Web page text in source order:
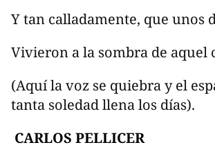
Y tan calladamente, que unos
Vivieron a la sombra de aquel
(Aquí la voz se quiebra y el
tanta soledad llena los días).
CARLOS PELLICER